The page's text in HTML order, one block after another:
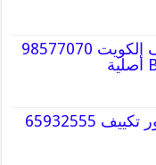
شركة سماعات سقف الكويت 98577070
قص خرسانه وفتح كور تكييف 65932555